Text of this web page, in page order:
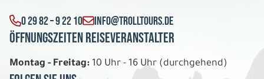
Arktische Highlights
2er Belegung
0 29 82 – 9 22 10 INFO@TROLLTOURS.DE
Öffnungszeiten Reiseveranstalter
Montag - Freitag: 10 Uhr - 16 Uhr (durchgehend)